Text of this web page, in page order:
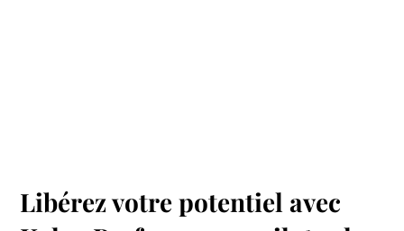
Libérez votre potentiel avec